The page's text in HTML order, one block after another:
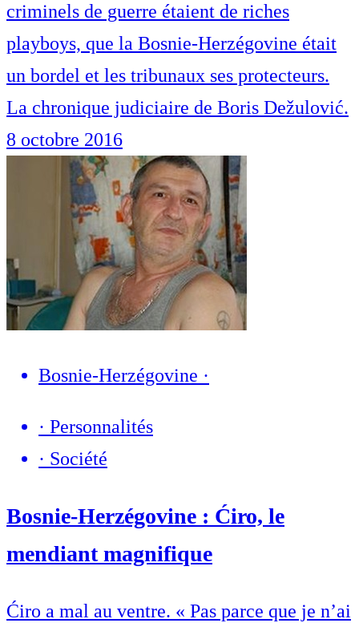
criminels de guerre étaient de riches
playboys, que la Bosnie-Herzégovine était
un bordel et les tribunaux ses protecteurs.
La chronique judiciaire de Boris Dežulović.
8 octobre 2016
Bosnie-Herzégovine ·
· Personnalités
· Société
Bosnie-Herzégovine : Ćiro, le
mendiant magnifique
Ćiro a mal au ventre. « Pas parce que je n’ai